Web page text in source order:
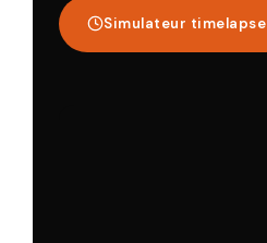
Simulateur timelapse